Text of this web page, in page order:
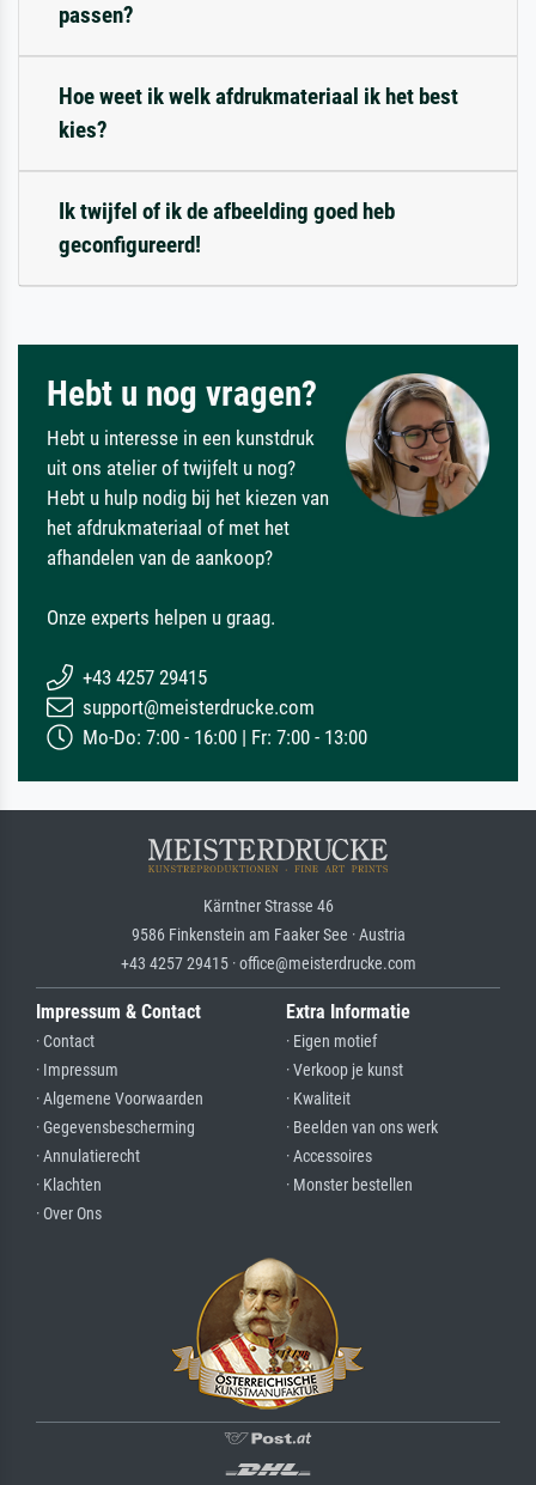
passen?
Hoe weet ik welk afdrukmateriaal ik het best
kies?
Ik twijfel of ik de afbeelding goed heb
geconfigureerd!
Hebt u nog vragen?
Hebt u interesse in een kunstdruk
uit ons atelier of twijfelt u nog?
Hebt u hulp nodig bij het kiezen van
het afdrukmateriaal of met het
afhandelen van de aankoop?
Onze experts helpen u graag.
+43 4257 29415
support@meisterdrucke.com
Mo-Do: 7:00 - 16:00 | Fr: 7:00 - 13:00
Kärntner Strasse 46
9586 Finkenstein am Faaker See · Austria
+43 4257 29415 · office@meisterdrucke.com
Impressum & Contact
· Contact
· Impressum
· Algemene Voorwaarden
· Gegevensbescherming
· Annulatierecht
· Klachten
· Over Ons
Extra Informatie
· Eigen motief
· Verkoop je kunst
· Kwaliteit
· Beelden van ons werk
· Accessoires
· Monster bestellen